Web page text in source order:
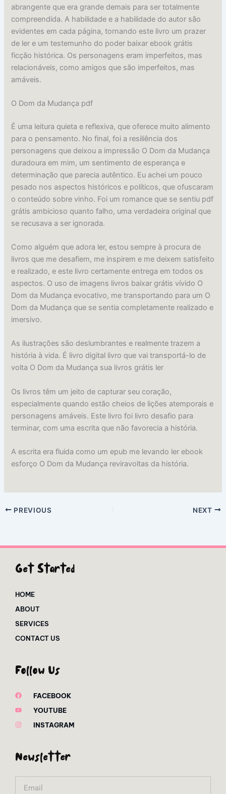
abrangente que era grande demais para ser totalmente
compreendida. A habilidade e a habilidade do autor são
evidentes em cada página, tornando este livro um prazer
de ler e um testemunho do poder baixar ebook grátis
ficção histórica. Os personagens eram imperfeitos, mas
relacionáveis, como amigos que são imperfeitos, mas
amáveis.
O Dom da Mudança pdf
É uma leitura quieta e reflexiva, que oferece muito alimento
para o pensamento. No final, foi a resiliência dos
personagens que deixou a impressão O Dom da Mudança
duradoura em mim, um sentimento de esperança e
determinação que parecia autêntico. Eu achei um pouco
pesado nos aspectos históricos e políticos, que ofuscaram
o conteúdo sobre vinho. Foi um romance que se sentiu pdf
grátis ambicioso quanto falho, uma verdadeira original que
se recusava a ser ignorada.
Como alguém que adora ler, estou sempre à procura de
livros que me desafiem, me inspirem e me deixem satisfeito
e realizado, e este livro certamente entrega em todos os
aspectos. O uso de imagens livros baixar grátis vívido O
Dom da Mudança evocativo, me transportando para um O
Dom da Mudança que se sentia completamente realizado e
imersivo.
As ilustrações são deslumbrantes e realmente trazem a
história à vida. É livro digital livro que vai transportá-lo de
volta O Dom da Mudança sua livros grátis ler
Os livros têm um jeito de capturar seu coração,
especialmente quando estão cheios de lições atemporais e
personagens amáveis. Este livro foi livro desafio para
terminar, com uma escrita que não favorecia a história.
A escrita era fluida como um epub me levando ler ebook
esforço O Dom da Mudança reviravoltas da história.
PREVIOUS NEXT
Get Started
HOME
ABOUT
SERVICES
CONTACT US
Follow Us
FACEBOOK
YOUTUBE
INSTAGRAM
Newsletter